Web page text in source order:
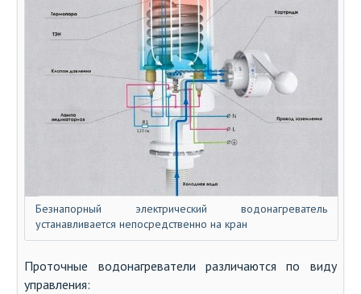
Безнапорный электрический водонагреватель
устанавливается непосредственно на кран
Проточные водонагреватели различаются по виду
управления: